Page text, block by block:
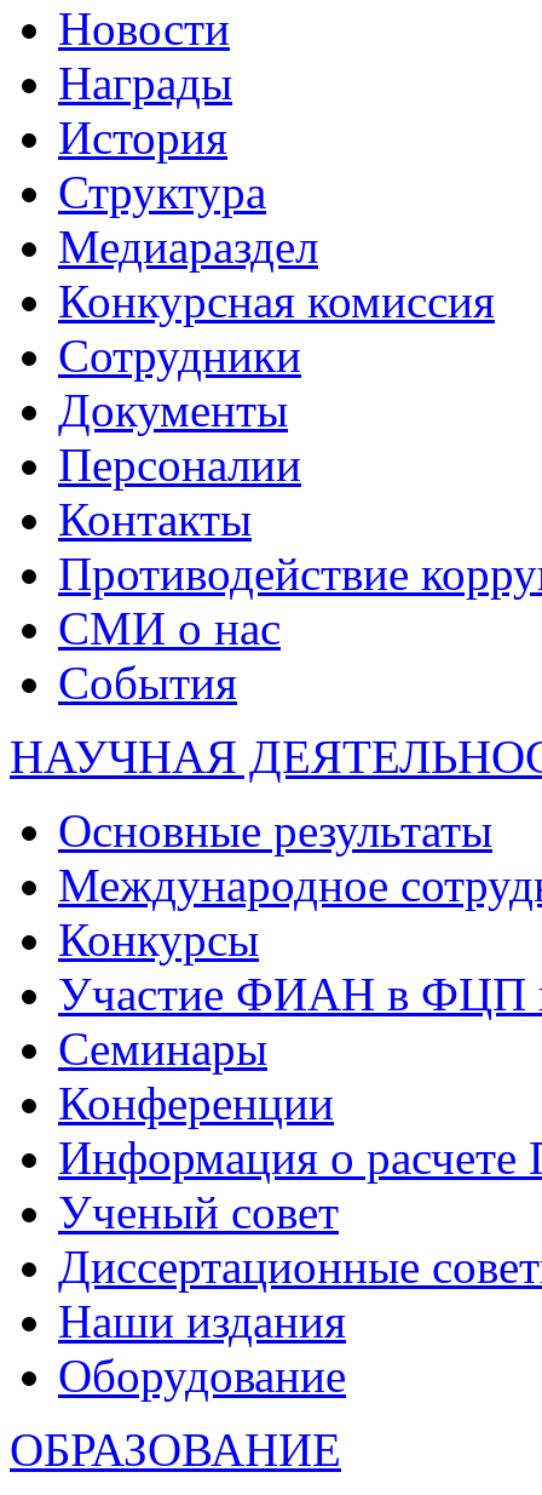
Новости
Награды
История
Структура
Медиараздел
Конкурсная комиссия
Сотрудники
Документы
Персоналии
Контакты
Противодействие
СМИ о нас
События
НАУЧНАЯ
Основные результаты
Международное
Конкурсы
Участие ФИАН в ФЦП
Семинары
Конференции
Информация о
Ученый совет
Диссертационные
Наши издания
Оборудование
ОБРАЗОВАНИЕ